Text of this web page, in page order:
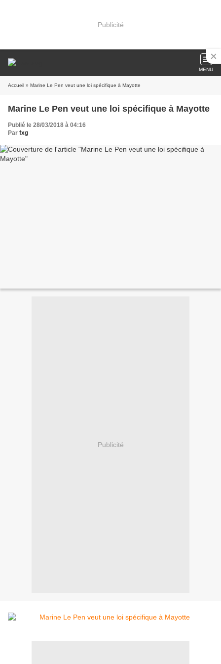
Publicité
MENU
Accueil » Marine Le Pen veut une loi spécifique à Mayotte
Marine Le Pen veut une loi spécifique à Mayotte
Publié le 28/03/2018 à 04:16
Par fxg
Publicité